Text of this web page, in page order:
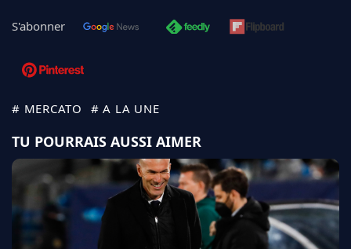
S'abonner
# MERCATO # A LA UNE
TU POURRAIS AUSSI AIMER